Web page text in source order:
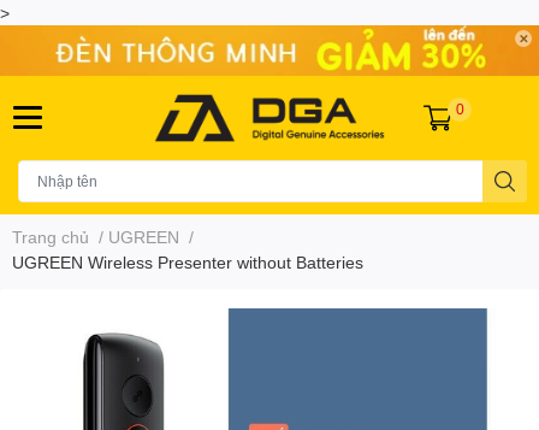
>
0
Trang chủ / UGREEN /
UGREEN Wireless Presenter without Batteries